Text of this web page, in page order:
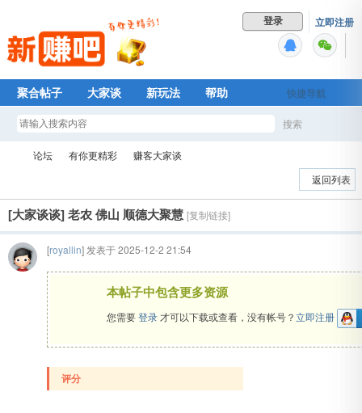
登录 立即注册
快捷导航
聚合帖子 大家谈 新玩法
帮助
Plus权益
搜索
新 »
论坛
›
有你更精彩
›
赚客大家谈
返回列表
[大家谈谈] 老农 佛山 顺德大聚慧 [复制链接]
[royallin] 发表于 2025-12-2 21:54
本帖子中包含更多资源
您需要登录 才可以下载或查看，没有帐号？立即注册
评分